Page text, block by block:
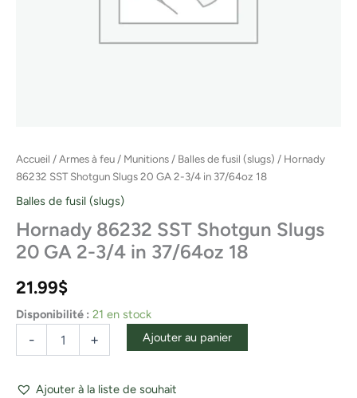
Accueil /Armes à feu / Munitions / Balles de fusil (slugs) / Hornady
86232 SST Shotgun Slugs 20 GA 2-3/4 in 37/64oz 18
Balles de fusil (slugs)
Hornady 86232 SST Shotgun Slugs
20 GA 2-3/4 in 37/64oz 18
21.99$
Disponibilité : 21 en stock
- + Ajouter au panier
Ajouter à la liste de souhait